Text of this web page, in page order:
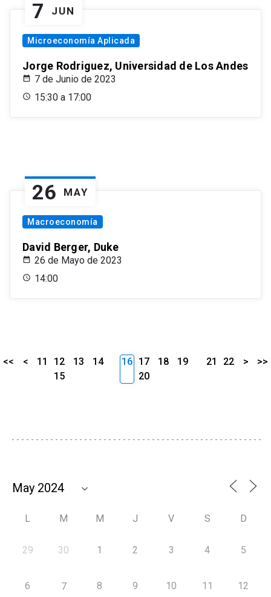
7 JUN
Microeconomía Aplicada
Jorge Rodriguez, Universidad de Los Andes
7 de Junio de 2023
15:30 a 17:00
26 MAY
Macroeconomía
David Berger, Duke
26 de Mayo de 2023
14:00
<< < 11 12 13
14
15
16 17 18
19
20
21 22 > >>
L M M J V S D
29 30 1 2 3 4 5
6 7 8 9 10 11 12